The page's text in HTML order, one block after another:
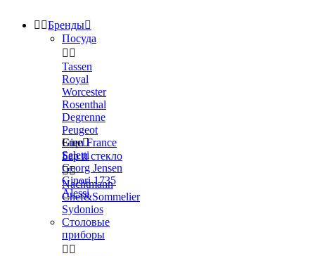
 Бренды
Посуда
 
Tassen
Royal
Worcester
Rosenthal
Degrenne
Peugeot
Gien France
Seletti
Georg Jensen
Ginori 1735
Alessi
Еще
Бар и стекло

Nachtmann
Chef&Sommelier
Sydonios
Столовые
приборы
 